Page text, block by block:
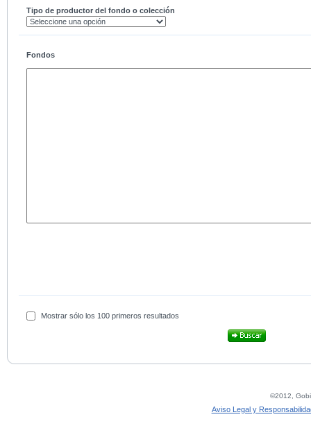
Tipo de productor del fondo o colección
Fondos
Mostrar sólo los 100 primeros resultados
©2012,
Aviso Legal y